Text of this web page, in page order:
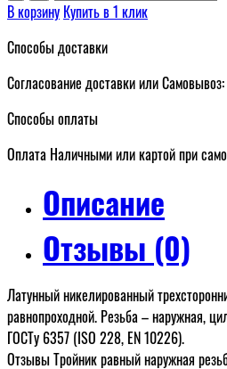
В корзину Купить в 1 клик
Способы доставки
Согласование доставки или
Способы оплаты
Оплата Наличными или картой при
Описание
Отзывы (0)
Латунный никелированный
равнопроходной. Резьба – наружная,
ГОСТу 6357 (ISO 228, EN 10226).
Отзывы Тройник равный наружная